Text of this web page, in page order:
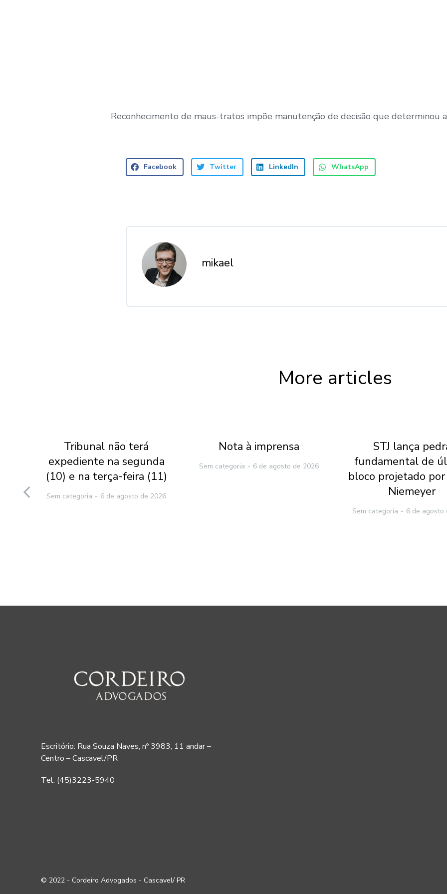
Reconhecimento de maus-tratos impõe manutenção de decisão que determinou
Facebook Twitter LinkedIn WhatsApp
mikael
More articles
Tribunal não terá
expediente na segunda
(10) e na terça-feira (11)
Sem categoria 6 de agosto de 2026
Nota à imprensa
Sem categoria 6 de agosto de 2026
STJ lança
fundamental de
bloco projetado por
Niemeyer
Sem categoria 6 de agosto
Escritório: Rua Souza Naves, nº 3983, 11 andar –
Centro – Cascavel/PR
Tel: (45)3223-5940
© 2022 - Cordeiro Advogados - Cascavel/ PR